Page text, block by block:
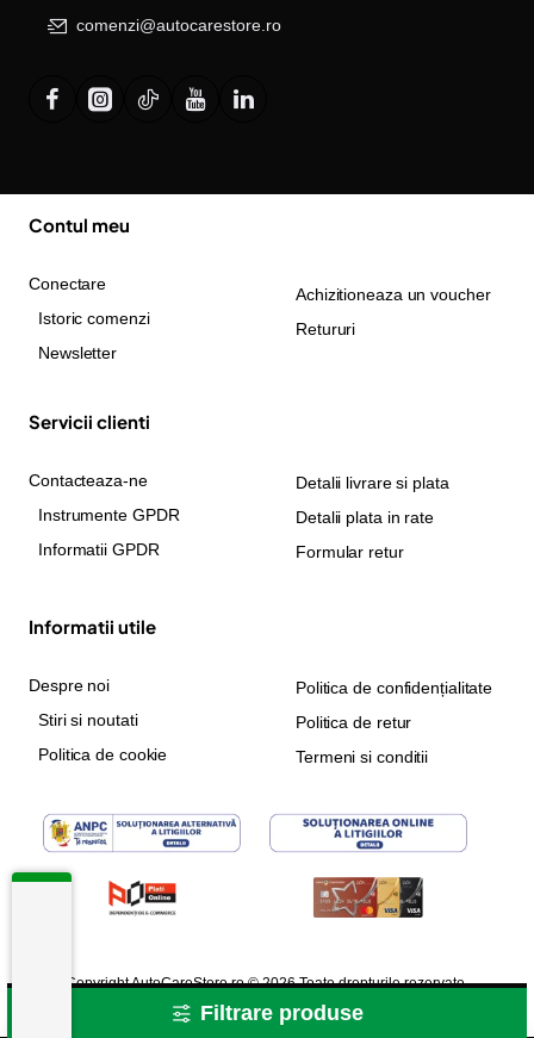
comenzi@autocarestore.ro
Contul meu
Conectare
Istoric comenzi
Newsletter
Achizitioneaza un voucher
Retururi
Servicii clienti
Contacteaza-ne
Instrumente GPDR
Informatii GPDR
Detalii livrare si plata
Detalii plata in rate
Formular retur
Informatii utile
Despre noi
Stiri si noutati
Politica de cookie
Politica de confidențialitate
Politica de retur
Termeni si conditii
Copyright AutoCareStore.ro © 2026 Toate drepturile rezervate.
Filtrare produse